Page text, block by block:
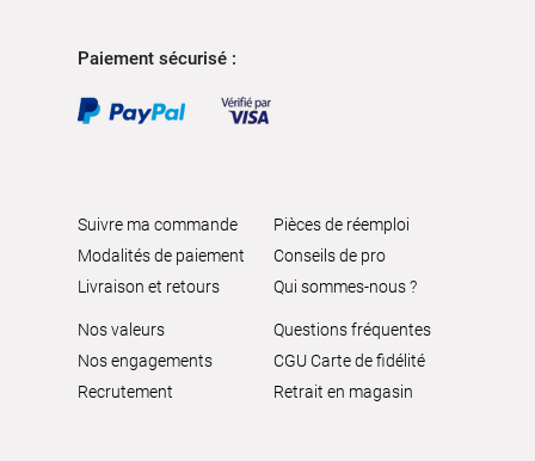
Paiement sécurisé :
Suivre ma commande
Modalités de paiement
Livraison et retours
Pièces de réemploi
Conseils de pro
Qui sommes-nous ?
Nos valeurs
Nos engagements
Recrutement
Questions fréquentes
CGU Carte de fidélité
Retrait en magasin